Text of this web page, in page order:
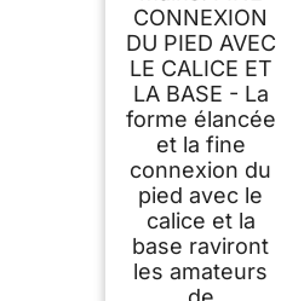
CONNEXION
DU PIED AVEC
LE CALICE ET
LA BASE - La
forme élancée
et la fine
connexion du
pied avec le
calice et la
base raviront
les amateurs